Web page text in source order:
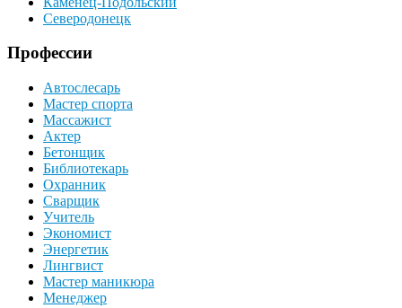
Северодонецк
Профессии
Автослесарь
Мастер спорта
Массажист
Актер
Бетонщик
Библиотекарь
Охранник
Сварщик
Учитель
Экономист
Энергетик
Лингвист
Мастер маникюра
Менеджер